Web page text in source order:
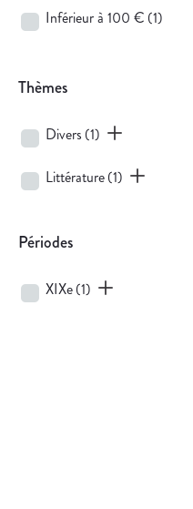
Inférieur à 100 € (1)
Thèmes
Divers (1)
Littérature(1)
Périodes
XIXe(1)